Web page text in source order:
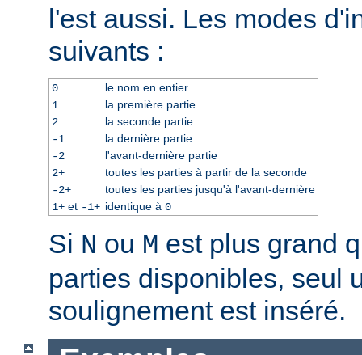
l'est aussi. Les modes
suivants :
0
le nom en entier
1
la première partie
2
la seconde partie
-1
la dernière partie
-2
l'avant-dernière partie
2+
toutes les parties à partir de la seconde
-2+
toutes les parties jusqu'à l'avant-dernière
1+et -1+ identique à 0
Si N ou M est plus grand
parties disponibles, seul
soulignement est inséré.